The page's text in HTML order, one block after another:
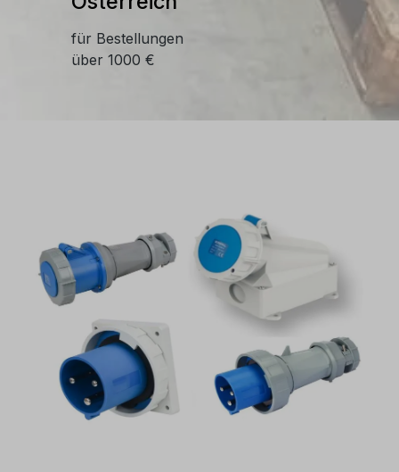
für Bestellungen
über 1000 €